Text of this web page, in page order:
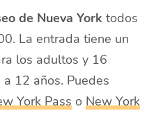
de Nueva York todos
La entrada tiene un
los adultos y 16
12 años. Puedes
York Pass oNew York